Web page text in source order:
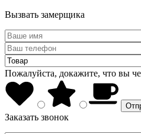
Вызвать замерщика
Пожалуйста, докажите, что вы
Заказать звонок